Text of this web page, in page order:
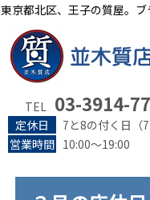
東京都北区、王子の質屋。
TEL 03-3914-
定休日
7と8の付く日（
営業時間 10:00～19:00